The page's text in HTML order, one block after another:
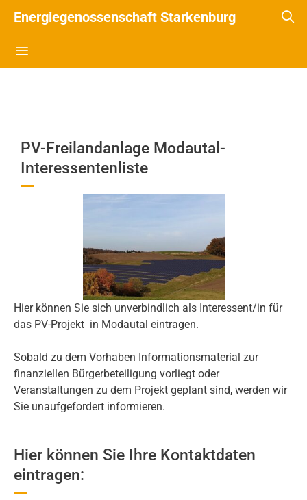
Energiegenossenschaft Starkenburg
PV-Freilandanlage Modautal-
Interessentenliste
Hier können Sie sich unverbindlich als Interessent/in für
das PV-Projekt in Modautal eintragen.
Sobald zu dem Vorhaben Informationsmaterial zur
finanziellen Bürgerbeteiligung vorliegt oder
Veranstaltungen zu dem Projekt geplant sind, werden wir
Sie unaufgefordert informieren.
Hier können Sie Ihre Kontaktdaten
eintragen: